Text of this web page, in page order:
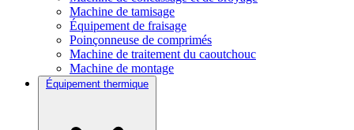
Machine de tamisage
Équipement de fraisage
Poinçonneuse de comprimés
Machine de traitement du caoutchouc
Machine de montage
Équipement thermique